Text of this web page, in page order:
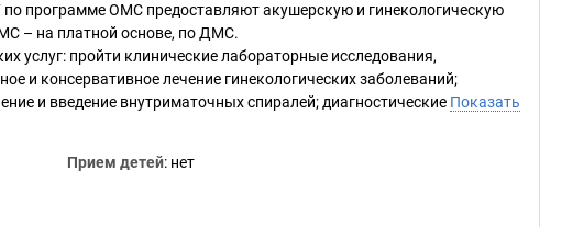
программе ОМС предоставляют акушерскую и гинекологическую
– на платной основе, по ДМС.
пройти клинические лабораторные исследования,
и консервативное лечение гинекологических заболеваний;
и введение внутриматочных спиралей; диагностические Показать
Прием детей: нет